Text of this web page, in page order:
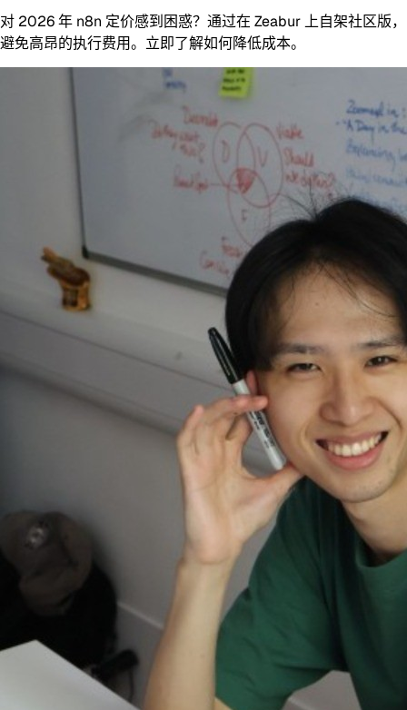
对 2026 年 n8n 定价感到困惑？通过在 Zeabur 上自架社区版，
避免高昂的执行费用。立即了解如何降低成本。